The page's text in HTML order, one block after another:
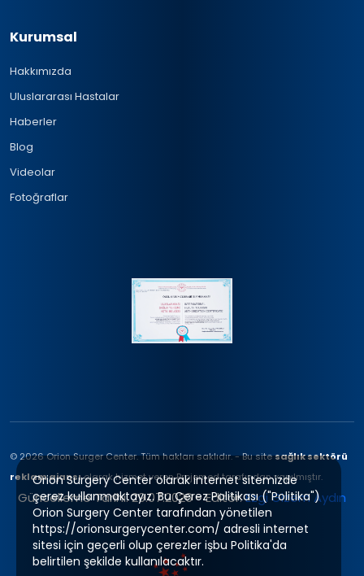
Kurumsal
Hakkımızda
Uluslararası Hastalar
Haberler
Blog
Videolar
Fotoğraflar
© 2026 Orion Surger Center. Tüm hakları saklıdır. - Bu sitesağlık sektörü
reklam ajansıolarak hizmet veren Projemed tarafından yapılmıştır.
Güncelleme Tarihi: 29.07.2026 - Editör:Ezgi Gizem Aydın
Orion Surgery Center olarak internet sitemizde
çerez kullanmaktayız. Bu Çerez Politikası ("Politika")
Orion Surgery Center tarafından yönetilen
https://orionsurgerycenter.com/ adresli internet
sitesi için geçerli olup çerezler işbu Politika'da
belirtilen şekilde kullanılacaktır.